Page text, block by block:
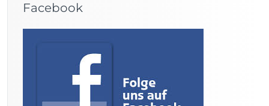
Facebook